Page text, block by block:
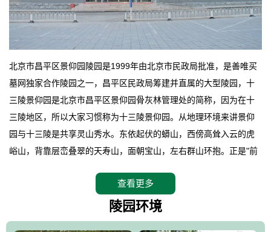
北京市昌平区景仰园陵园是1999年由北京市民政局批准，是善唯买
墓网独家合作陵园之一，昌平区民政局筹建并直属的大型陵园，十
三陵景仰园是北京市昌平区景仰园骨灰林管理处的简称，因为在十
三陵地区，所以大家习惯称为十三陵景仰园。从地理环境来讲景仰
园与十三陵是共享灵山秀水。东依起伏的蟒山，西傍高耸入云的虎
峪山，背靠层峦叠翠的天寿山，面朝宝山，左右群山环抱。正是"前
座陵园地处天寿山的环抱之中，四周群山若封似闭，层峦叠翠，秋
天枫叶艳红欲滴，冬天银装素裹分外妖娆！南面隔山而望的正是著
查看更多
陵园环境